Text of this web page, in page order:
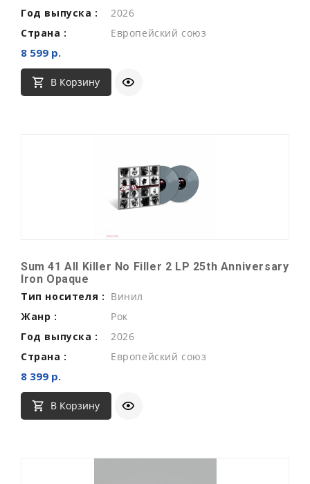
Год выпуска :
2026
Страна :
Европейский союз
8 599 р.
В Корзину
Sum 41 All Killer No Filler 2 LP 25th Anniversary
Iron Opaque
Тип носителя : Винил
Жанр :
Рок
Год выпуска :
2026
Страна :
Европейский союз
8 399 р.
В Корзину